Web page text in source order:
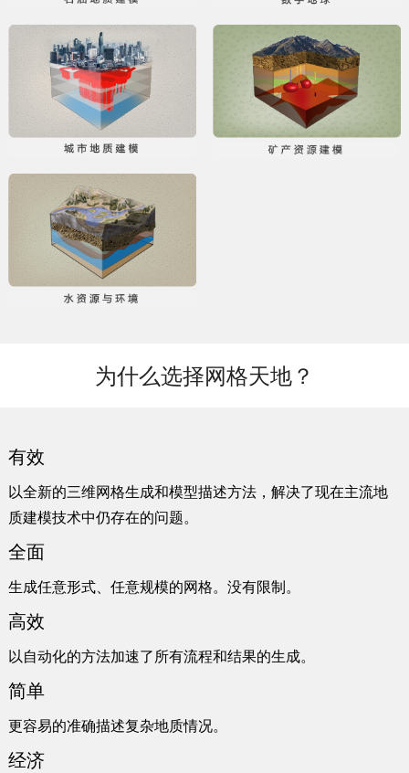
为什么选择网格天地？
有效
以全新的三维网格生成和模型描述方法，解决了现在主流地
质建模技术中仍存在的问题。
全面
生成任意形式、任意规模的网格。没有限制。
高效
以自动化的方法加速了所有流程和结果的生成。
简单
更容易的准确描述复杂地质情况。
经济